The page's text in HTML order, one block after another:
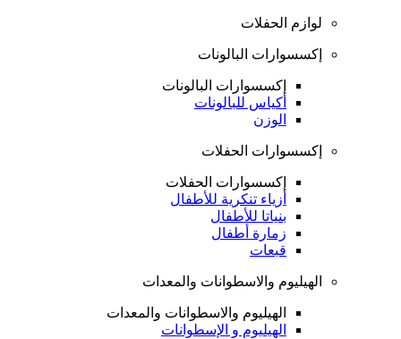
لوازم الحفلات
إكسسوارات البالونات
إكسسوارات البالونات
أكياس للبالونات
الوزن
إكسسوارات الحفلات
إكسسوارات الحفلات
أزياء تنكرية للأطفال
بنياتا للأطفال
زمارة أطفال
قبعات
الهيليوم والاسطوانات والمعدات
الهيليوم والاسطوانات والمعدات
الهيليوم و الإسطوانات